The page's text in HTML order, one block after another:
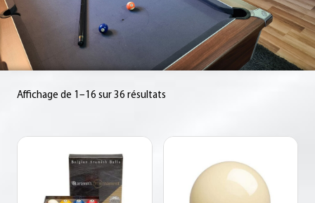
Affichage de 1–16 sur 36 résultats